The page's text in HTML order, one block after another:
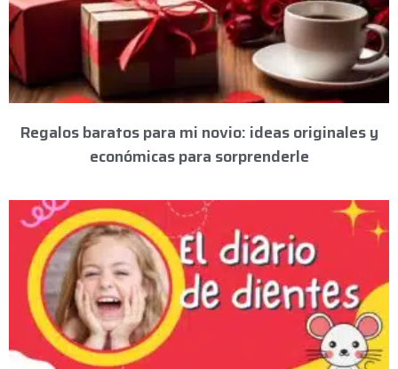
Regalos baratos para mi novio: ideas originales y
económicas para sorprenderle